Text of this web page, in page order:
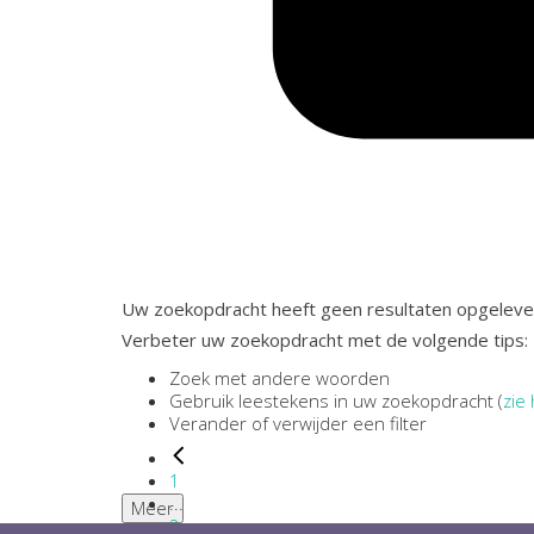
Uw zoekopdracht heeft geen resultaten
Verbeter uw zoekopdracht met de volgende tips:
Zoek met andere woorden
Gebruik leestekens in uw zoekopdracht (zie
Verander of verwijder een filter
1
...
2
Meer